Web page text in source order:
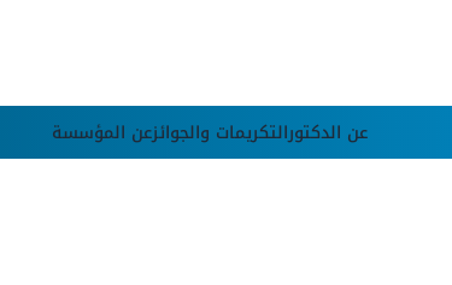
عن الدكتورالتكريمات والجوائزعن المؤسسة